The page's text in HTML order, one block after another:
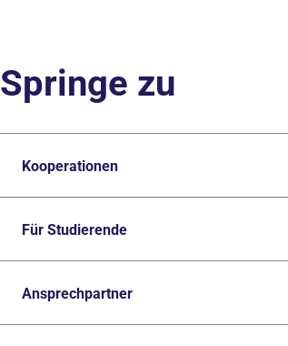
Springe zu
Kooperationen
Für Studierende
Ansprechpartner